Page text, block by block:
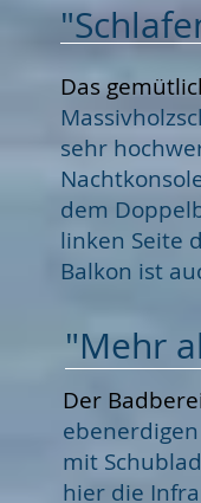
Das
sehr
dem
linken Seite
Balkon ist
"Mehr
​​Der
mit
hier die